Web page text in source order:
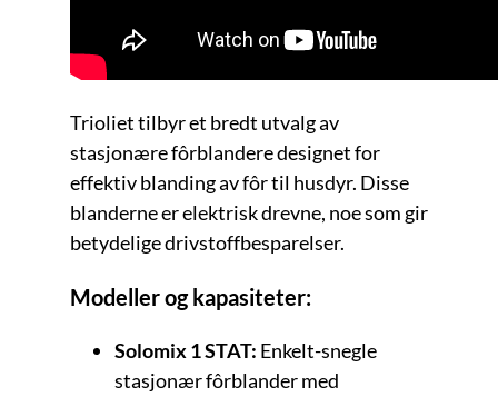
Trioliet tilbyr et bredt utvalg av
stasjonære fôrblandere designet for
effektiv blanding av fôr til husdyr. Disse
blanderne er elektrisk drevne, noe som gir
betydelige drivstoffbesparelser.
Modeller og kapasiteter:
Solomix 1 STAT: Enkelt-snegle
stasjonær fôrblander med